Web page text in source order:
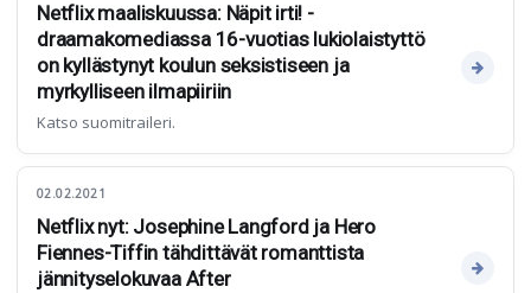
Netflix maaliskuussa: Näpit irti! -
draamakomediassa 16-vuotias lukiolaistyttö
on kyllästynyt koulun seksistiseen ja
myrkylliseen ilmapiiriin
Katso suomitraileri.
02.02.2021
Netflix nyt: Josephine Langford ja Hero
Fiennes-Tiffin tähdittävät romanttista
jännityselokuvaa After